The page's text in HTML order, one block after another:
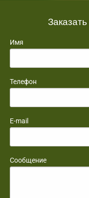
Имя
Телефон
E-mail
Сообщение